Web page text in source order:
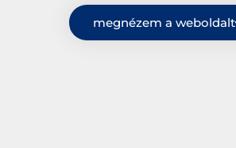
megnézem a weboldalt